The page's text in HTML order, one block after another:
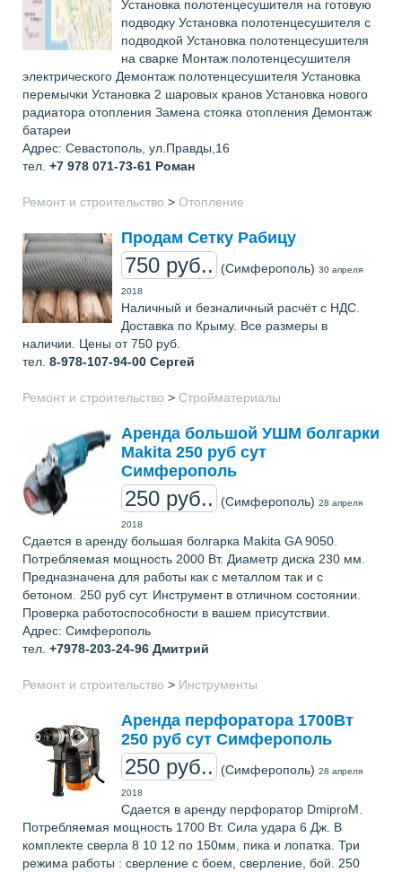
Установка полотенцесушителя на готовую
подводку Установка полотенцесушителя с
подводкой Установка полотенцесушителя
на сварке Монтаж полотенцесушителя
электрического Демонтаж полотенцесушителя Установка
перемычки Установка 2 шаровых кранов Установка нового
радиатора отопления Замена стояка отопления Демонтаж
батареи
Адрес: Севастополь, ул.Правды,16
тел. +7 978 071-73-61 Роман
Ремонт и строительство > Отопление
Продам Сетку Рабицу
750 руб.. (Симферополь) 30 апреля
2018
Наличный и безналичный расчёт с НДС.
Доставка по Крыму. Все размеры в
наличии. Цены от 750 руб.
тел. 8-978-107-94-00 Сергей
Ремонт и строительство > Стройматериалы
Аренда большой УШМ болгарки
Makita 250 руб сут
Симферополь
250 руб.. (Симферополь) 28 апреля
2018
Сдается в аренду большая болгарка Makita GA 9050.
Потребляемая мощность 2000 Вт. Диаметр диска 230 мм.
Предназначена для работы как с металлом так и с
бетоном. 250 руб сут. Инструмент в отличном состоянии.
Проверка работоспособности в вашем присутствии.
Адрес: Симферополь
тел. +7978-203-24-96 Дмитрий
Ремонт и строительство > Инструменты
Аренда перфоратора 1700Вт
250 руб сут Симферополь
250 руб.. (Симферополь) 28 апреля
2018
Сдается в аренду перфоратор DmiproM.
Потребляемая мощность 1700 Вт. Сила удара 6 Дж. В
комплекте сверла 8 10 12 по 150мм, пика и лопатка. Три
режима работы : cверление с боем, сверление, бой. 250